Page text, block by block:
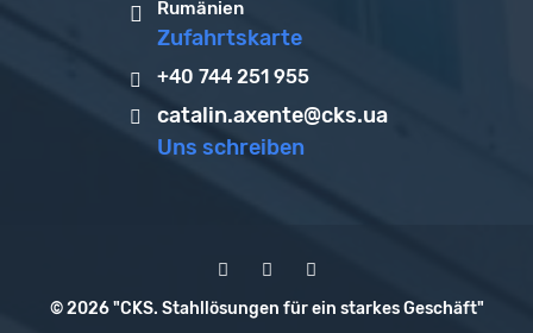
Rumänien
Zufahrtskarte
+40 744 251 955
catalin.axente@cks.ua
Uns schreiben
© 2026 "CKS. Stahllösungen für ein starkes Geschäft"